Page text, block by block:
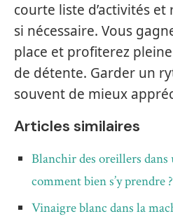
courte liste d’activités et
si nécessaire. Vous
place et profiterez
de détente. Garder un
souvent de mieux
Articles similaires
Blanchir des oreillers dans
comment bien s’y prendre ?
Vinaigre blanc dans la